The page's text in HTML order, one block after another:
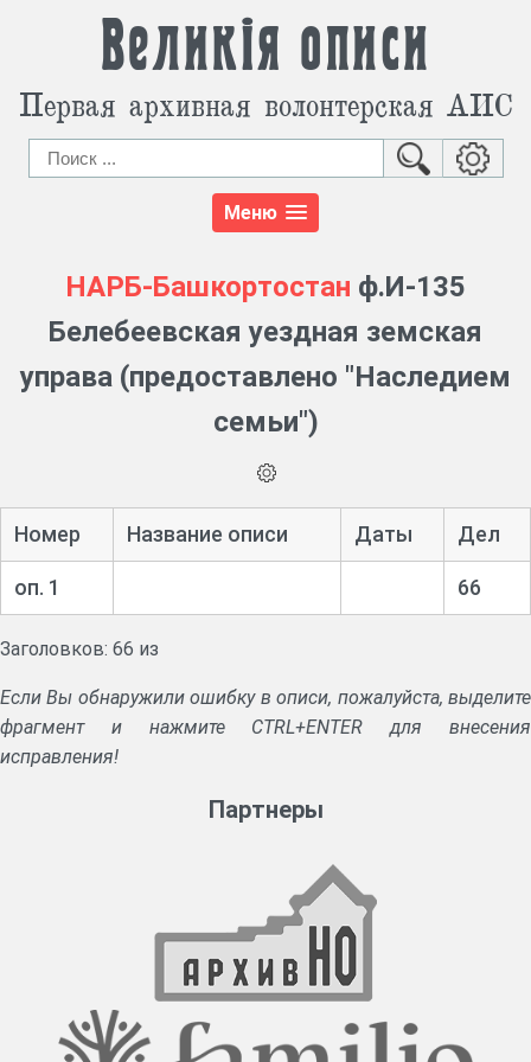
Великія описи
Первая архивная волонтерская АИС
Меню
НАРБ-Башкортостан ф.И-135
Белебеевская уездная земская
управа (предоставлено "Наследием
семьи")
Номер Название описи Даты Дел
оп. 1 66
Заголовков: 66 из
Если Вы обнаружили ошибку в описи, пожалуйста, выделите
фрагмент и нажмите CTRL+ENTER для внесения
исправления!
Партнеры